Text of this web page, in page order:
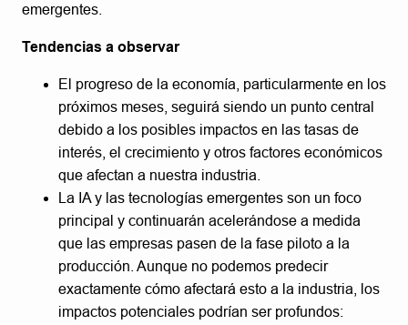
emergentes.
Tendencias a observar
El progreso de la economía, particularmente en los
próximos meses, seguirá siendo un punto central
debido a los posibles impactos en las tasas de
interés, el crecimiento y otros factores económicos
que afectan a nuestra industria.
La IA y las tecnologías emergentes son un foco
principal y continuarán acelerándose a medida
que las empresas pasen de la fase piloto a la
producción. Aunque no podemos predecir
exactamente cómo afectará esto a la industria, los
impactos potenciales podrían ser profundos: